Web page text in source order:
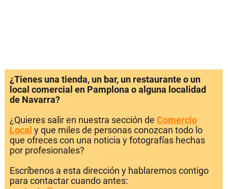
¿Tienes una tienda, un bar, un restaurante o un
local comercial en Pamplona o alguna localidad
de Navarra?
¿Quieres salir en nuestra sección de Comercio
Local y que miles de personas conozcan todo lo
que ofreces con una noticia y fotografías hechas
por profesionales?
Escríbenos a esta dirección y hablaremos contigo
para contactar cuando antes: